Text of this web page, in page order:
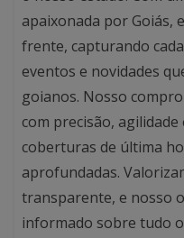
apaixonada por Goiás,
frente, capturando
eventos e novidades
goianos. Nosso
com precisão,
coberturas de última
aprofundadas.
transparente, e nosso
informado sobre tudo